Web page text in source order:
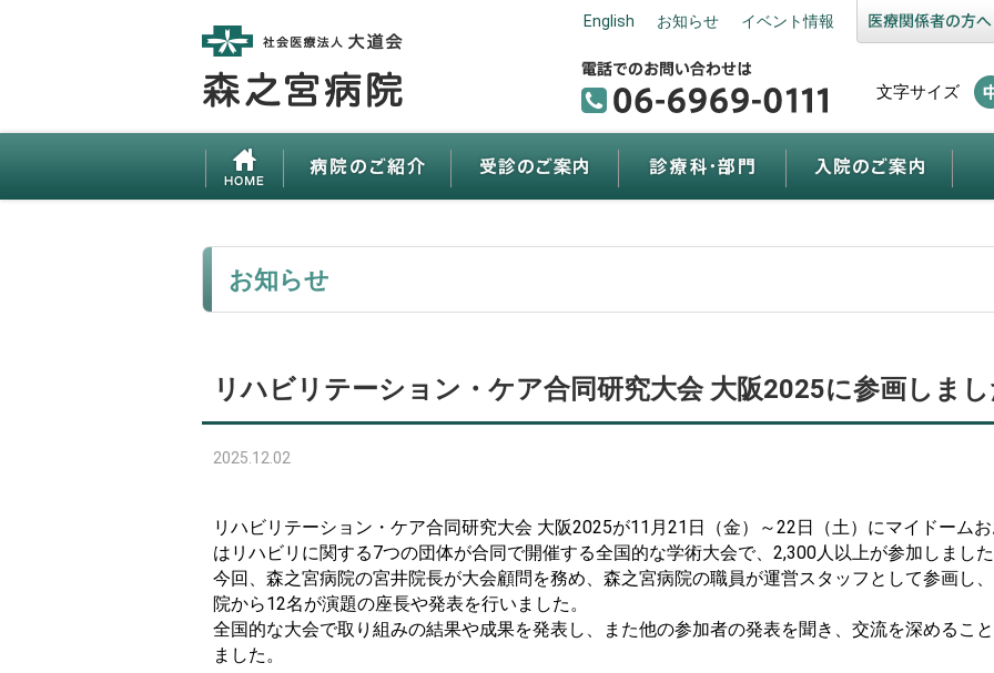
イベント情報
お知らせ
English
文字サイズ
お知らせ
リハビリテーション・ケア合同研究大会 大阪2025に参画しま
2025.12.02
リハビリテーション・ケア合同研究大会 大阪2025が11月21日（金）～22日（土）にマイドーム
はリハビリに関する7つの団体が合同で開催する全国的な学術大会で、2,300人以上が参加しまし
今回、森之宮病院の宮井院長が大会顧問を務め、森之宮病院の職員が運営スタッフとして参画し
院から12名が演題の座長や発表を行いました。
全国的な大会で取り組みの結果や成果を発表し、また他の参加者の発表を聞き、交流を深めるこ
ました。